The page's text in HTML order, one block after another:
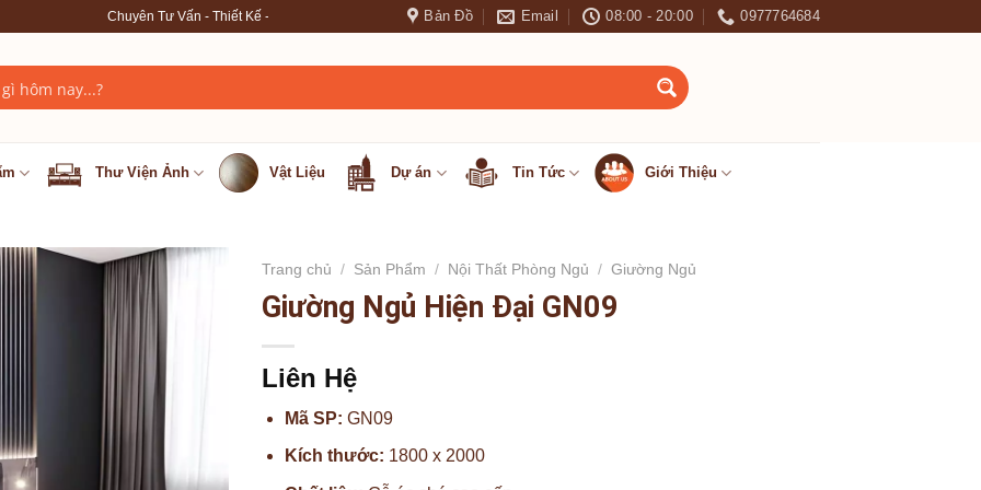
Chuyên Tư Vấn - Thiết Kế - Thi Công nội thất cao cấp --- ✦ ✦ ✦ --- LH: 0977.764.684 - 0966.151.681
Bản Đồ Email 08:00 - 20:00 0977764684
Thư Viện Ảnh Vật Liệu Dự án Tin Tức Giới Thiệu
Trang chủ / Sản Phẩm / Nội Thất Phòng Ngủ / Giường Ngủ
Giường Ngủ Hiện Đại GN09
Liên Hệ
Mã SP: GN09
Kích thước: 1800 x 2000